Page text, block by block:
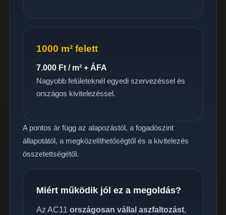
1000 m² felett
7.000 Ft / m² + ÁFA
Nagyobb felületeknél egyedi szervezéssel és
országos kivitelezéssel.
A pontos ár függ az alapozástól, a fogadószint
állapotától, a megközelíthetőségtől és a kivitelezés
összetettségétől.
Miért működik jól ez a megoldás?
Az AC11 országosan vállal aszfaltozást,